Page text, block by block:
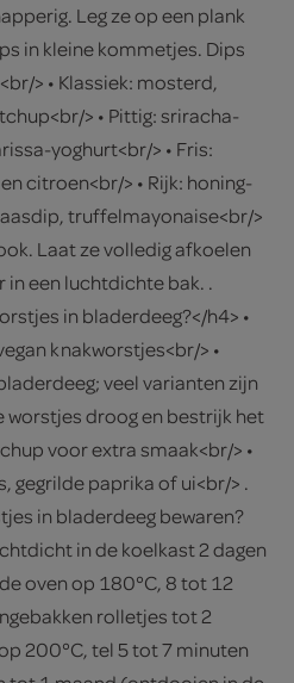
Leg ze op een plank
in kleine kommetjes. Dips
> • Klassiek: mosterd,
> • Pittig: sriracha-
yoghurt<br/> • Fris:
citroen<br/> • Rijk: honing-
truffelmayonaise<br/>
Laat ze volledig afkoelen
een luchtdichte bak. .
in bladerdeeg?</h4> •
knakworstjes<br/> •
veel varianten zijn
worstjes droog en bestrijk het
voor extra smaak<br/> •
gegrilde paprika of ui<br/> .
in bladerdeeg bewaren?
in de koelkast 2 dagen
oven op 180°C, 8 tot 12
rolletjes tot 2
200°C, tel 5 tot 7 minuten